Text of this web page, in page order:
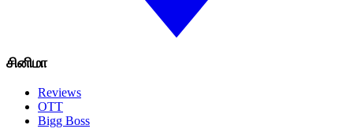
சினிமா
Reviews
OTT
Bigg Boss